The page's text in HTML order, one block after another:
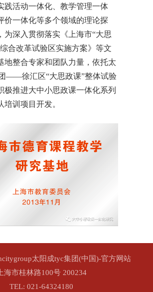
践活动一体化、教学管理一体
价一体化等多个领域的理论探
为深入贯彻落实《上海市“大思
合改革试验区实施方案》等文
地整合专家和团队力量，依托太
——徐汇区“大思政课”整体试验
极推进大中小思政课一体化系列
培训项目开发。
太阳成tyc集团(中国)-官方网站
上海市桂林路100号 200234
TEL: 021-64324180